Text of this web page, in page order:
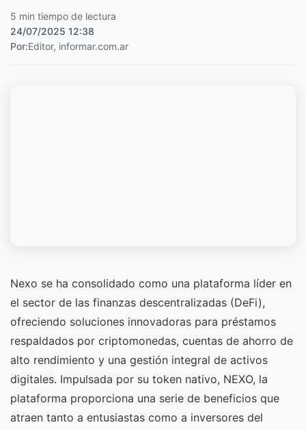
5 min tiempo de lectura
24/07/2025 12:38
Por:Editor, informar.com.ar
Nexo se ha consolidado como una plataforma líder en
el sector de las finanzas descentralizadas (DeFi),
ofreciendo soluciones innovadoras para préstamos
respaldados por criptomonedas, cuentas de ahorro de
alto rendimiento y una gestión integral de activos
digitales. Impulsada por su token nativo, NEXO, la
plataforma proporciona una serie de beneficios que
atraen tanto a entusiastas como a inversores del